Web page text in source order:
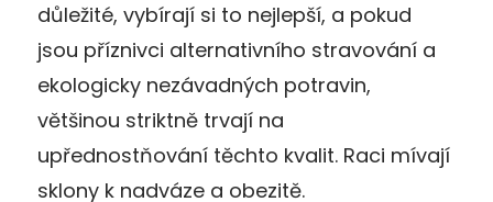
důležité, vybírají si to nejlepší, a pokud
jsou příznivci alternativního stravování a
ekologicky nezávadných potravin,
většinou striktně trvají na
upřednostňování těchto kvalit. Raci mívají
sklony k nadváze a obezitě.